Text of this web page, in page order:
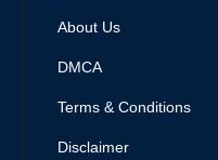
About Us
DMCA
Terms & Conditions
Disclaimer